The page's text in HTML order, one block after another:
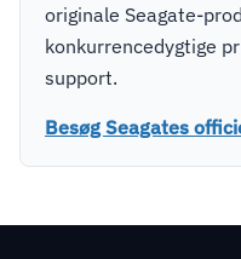
originale Seagate-
konkurrencedygtige
support.
Besøg Seagates